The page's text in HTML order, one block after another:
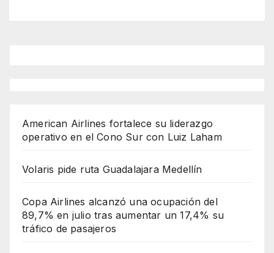
American Airlines fortalece su liderazgo
operativo en el Cono Sur con Luiz Laham
Volaris pide ruta Guadalajara Medellín
Copa Airlines alcanzó una ocupación del
89,7% en julio tras aumentar un 17,4% su
tráfico de pasajeros